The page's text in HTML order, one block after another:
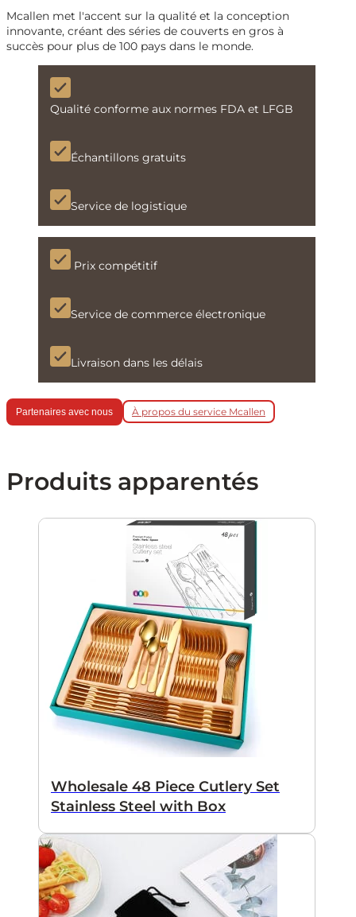
Mcallen met l'accent sur la qualité et la conception
innovante, créant des séries de couverts en gros à
succès pour plus de 100 pays dans le monde.
Qualité conforme aux normes FDA et LFGB
Échantillons gratuits
Service de logistique
Prix compétitif
Service de commerce électronique
Livraison dans les délais
Partenaires avec nous À propos du service Mcallen
Produits apparentés
Wholesale 48 Piece Cutlery Set
Stainless Steel with Box